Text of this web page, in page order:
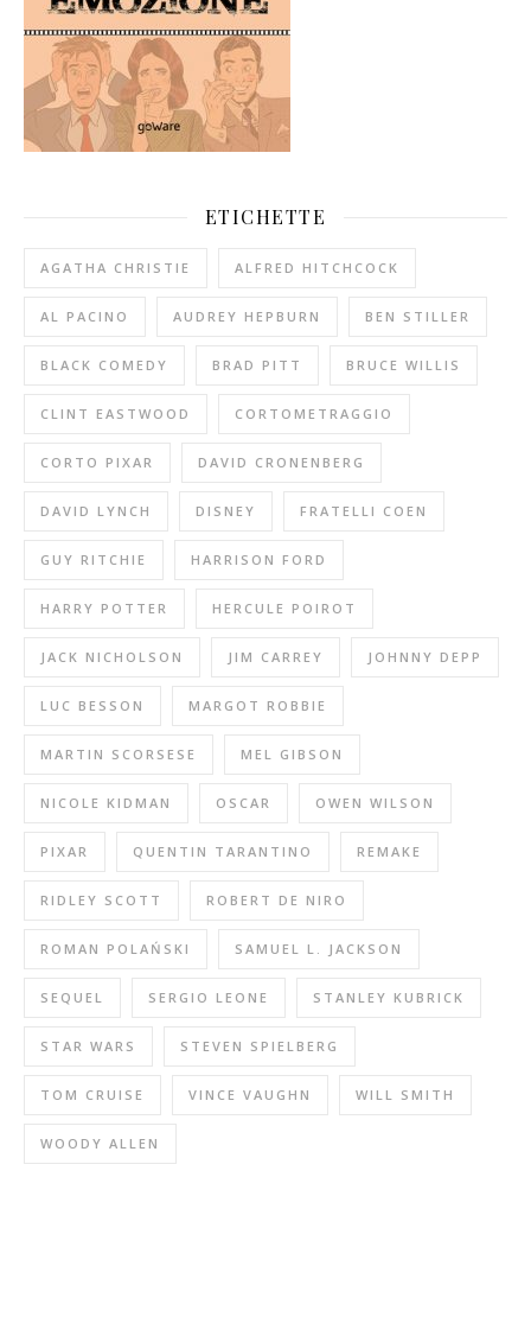
ETICHETTE
AGATHA CHRISTIE ALFRED HITCHCOCK
AL PACINO AUDREY HEPBURN BEN STILLER
BLACK COMEDY BRAD PITT BRUCE WILLIS
CLINT EASTWOOD CORTOMETRAGGIO
CORTO PIXAR DAVID CRONENBERG
DAVID LYNCH DISNEY FRATELLI COEN
GUY RITCHIE HARRISON FORD
HARRY POTTER HERCULE POIROT
JACK NICHOLSON JIM CARREY JOHNNY DEPP
LUC BESSON MARGOT ROBBIE
MARTIN SCORSESE MEL GIBSON
NICOLE KIDMAN OSCAR OWEN WILSON
PIXAR QUENTIN TARANTINO REMAKE
RIDLEY SCOTT ROBERT DE NIRO
ROMAN POLAŃSKI SAMUEL L. JACKSON
SEQUEL SERGIO LEONE STANLEY KUBRICK
STAR WARS STEVEN SPIELBERG
TOM CRUISE VINCE VAUGHN WILL SMITH
WOODY ALLEN